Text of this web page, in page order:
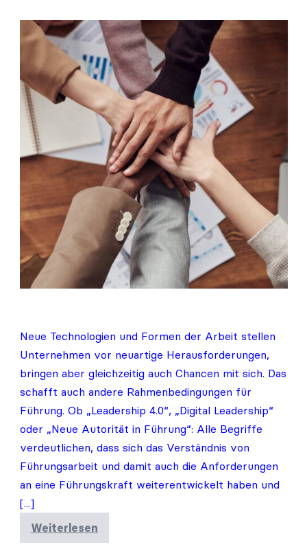
Essenzielle
Fähigkeiten
der
Führungskraft
von
heute
und
morgen
Neue Technologien und Formen der Arbeit stellen
Unternehmen vor neuartige Herausforderungen,
bringen aber gleichzeitig auch Chancen mit sich. Das
schafft auch andere Rahmenbedingungen für
Führung. Ob „Leadership 4.0“, „Digital Leadership“
oder „Neue Autorität in Führung“: Alle Begriffe
verdeutlichen, dass sich das Verständnis von
Führungsarbeit und damit auch die Anforderungen
an eine Führungskraft weiterentwickelt haben und
[...]
Weiterlesen
Essenzielle
Fähigkeiten